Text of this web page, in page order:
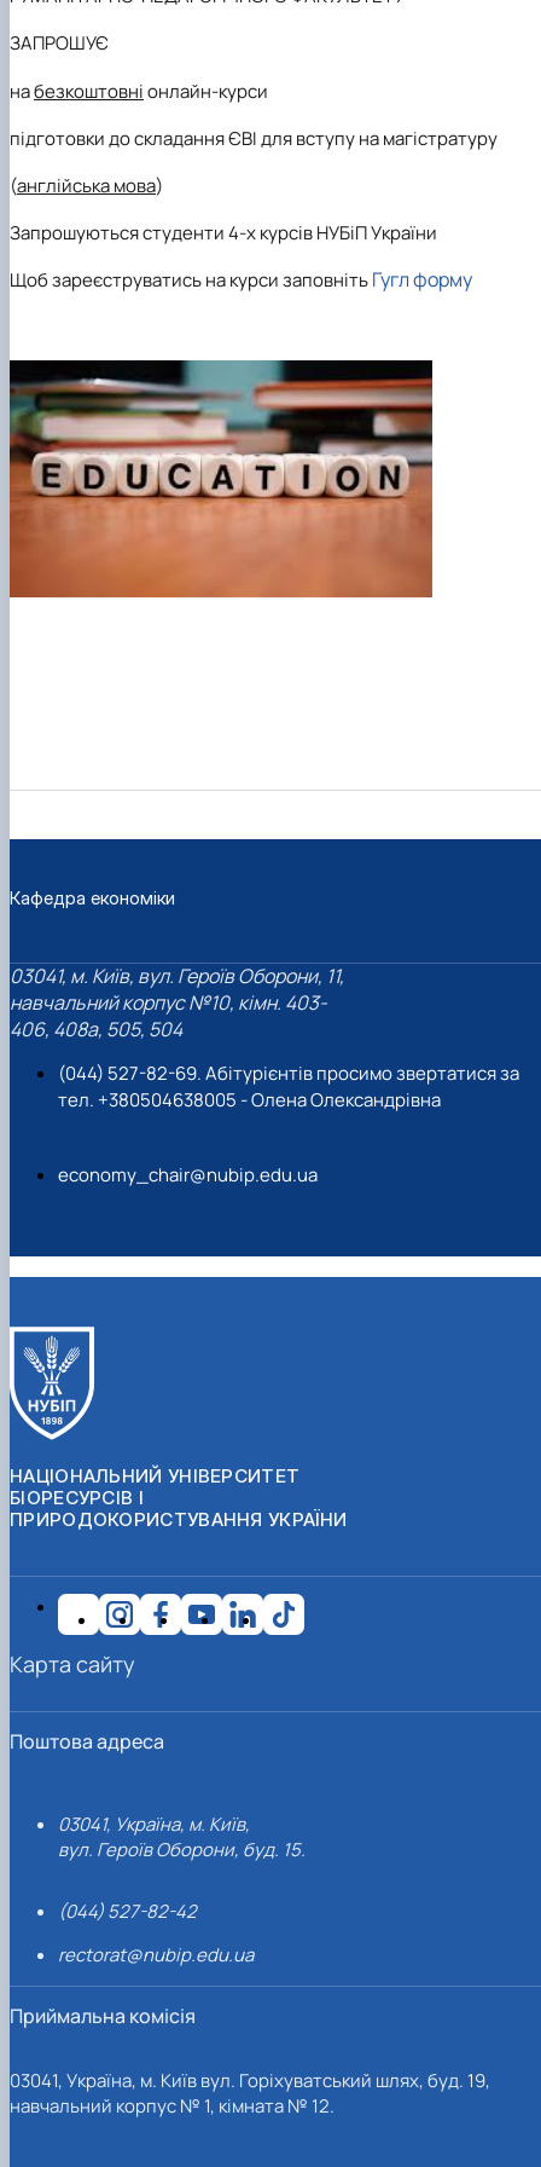
ЗАПРОШУЄ
набезкоштовніонлайн-курси
підготовки до складання ЄВІ для вступу на магістратуру
(англійська мова)
Запрошуються студенти 4-х курсів НУБіП України
Щоб зареєструватись на курси заповнітьГугл форму
Кафедра економіки
03041, м. Київ, вул. Героїв Оборони, 11,
навчальний корпус №10, кімн. 403-
406, 408a, 505, 504
(044) 527-82-69. Абітурієнтів просимо звертатися за
тел. +380504638005 - Олена Олександрівна
economy_chair@nubip.edu.ua
НАЦІОНАЛЬНИЙ УНІВЕРСИТЕТ
БІОРЕСУРСІВ І
ПРИРОДОКОРИСТУВАННЯ УКРАЇНИ
Поштова адреса
03041, Україна, м. Київ,
вул. Героїв Оборони, буд. 15.
(044) 527-82-42
rectorat@nubip.edu.ua
Приймальна комісія
03041, Україна, м. Київ вул. Горіхуватський шлях, буд. 19,
навчальний корпус № 1, кімната № 12.
Карта сайту